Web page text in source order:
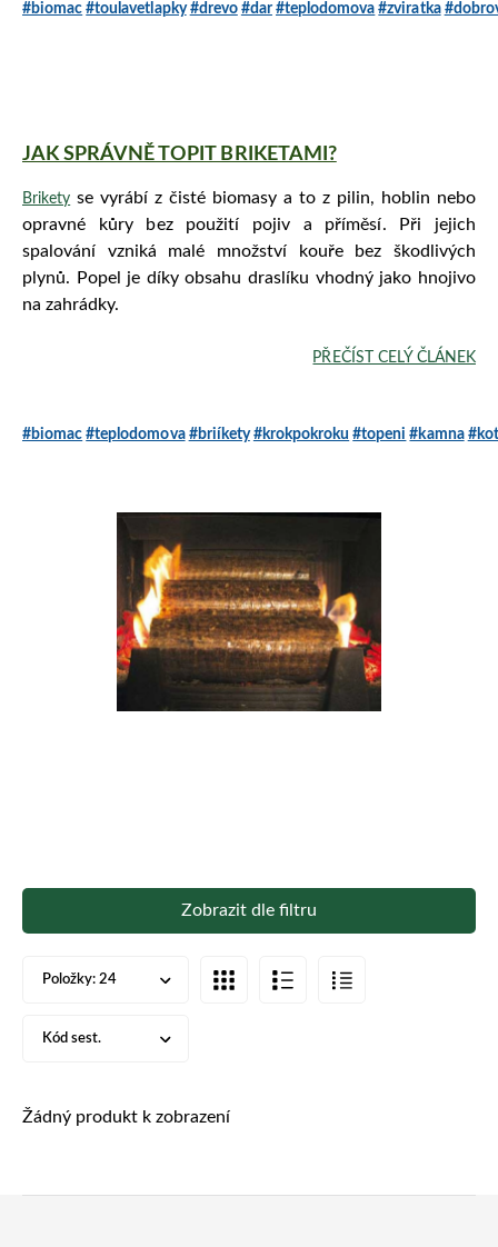
#biomac #toulavetlapky #drevo #dar #teplodomova #zviratka
JAK SPRÁVNĚ TOPIT BRIKETAMI?
Brikety se vyrábí z čisté biomasy a to z pilin, hoblin nebo
opravné kůry bez použití pojiv a příměsí. Při jejich
spalování vzniká malé množství kouře bez škodlivých
plynů. Popel je díky obsahu draslíku vhodný jako hnojivo
na zahrádky.
PŘEČÍST CELÝ ČLÁNEK
#biomac #teplodomova #briíkety #krokpokroku #topeni #kamna
Zobrazit dle filtru
Položky: 24
Kód sest.
Žádný produkt k zobrazení